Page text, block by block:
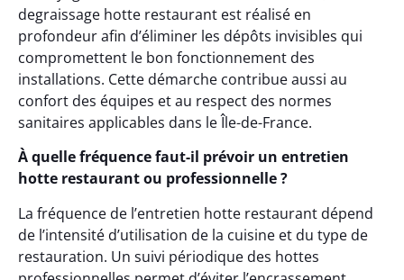
degraissage hotte restaurant est réalisé en
profondeur afin d’éliminer les dépôts invisibles qui
compromettent le bon fonctionnement des
installations. Cette démarche contribue aussi au
confort des équipes et au respect des normes
sanitaires applicables dans le Île-de-France.
À quelle fréquence faut-il prévoir un entretien
hotte restaurant ou professionnelle ?
La fréquence de l’entretien hotte restaurant dépend
de l’intensité d’utilisation de la cuisine et du type de
restauration. Un suivi périodique des hottes